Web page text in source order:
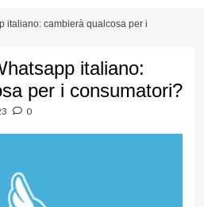
italiano: cambierà qualcosa per i
italiano:
per i consumatori?
0